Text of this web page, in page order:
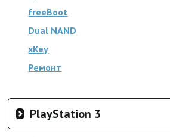
freeBoot
Dual NAND
xKey
Ремонт
PlayStation 3